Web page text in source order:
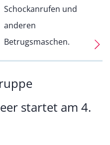
Schockanrufen und
anderen
Betrugsmaschen.
startet am 4.